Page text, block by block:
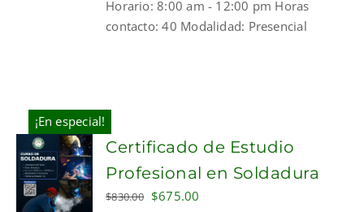
Horario: 8:00 am - 12:00 pm Horas
contacto: 40 Modalidad: Presencial
¡En especial!
ADD TO
CART
Certificado de Estudio
Profesional en Soldadura
$830.00 Original
$675.00